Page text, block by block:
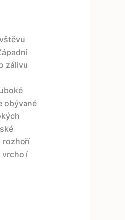
zálivu
obývané
rozhoří
vrcholí